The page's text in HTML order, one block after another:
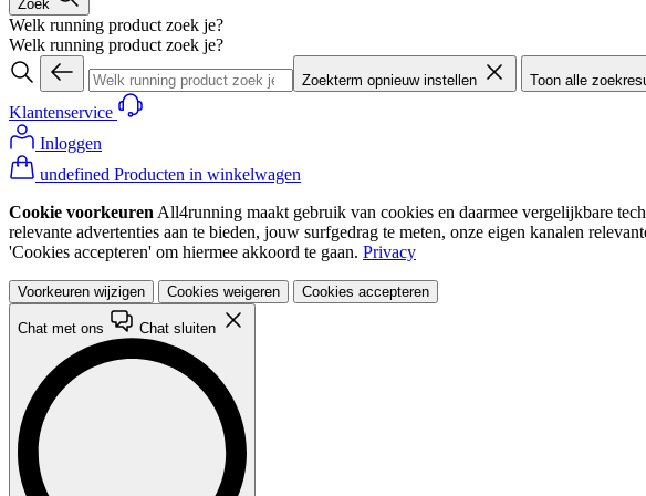
Zoek
Welk running product zoek je?
Welk running product zoek je?
Zoekterm opnieuw instellen Toon alle
Klantenservice
Inloggen
undefined Producten in winkelwagen
Cookie voorkeuren All4running maakt gebruik van cookies en daarmee vergelijkbare
relevante advertenties aan te bieden, jouw surfgedrag te meten, onze eigen kanalen
'Cookies accepteren' om hiermee akkoord te gaan. Privacy
Voorkeuren wijzigen Cookies weigeren Cookies accepteren
Chat met ons Chat sluiten